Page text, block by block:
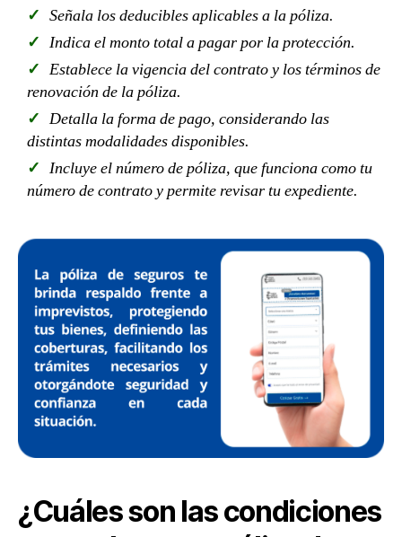
Señala los deducibles aplicables a la póliza.
Indica el monto total a pagar por la protección.
Establece la vigencia del contrato y los términos de
renovación de la póliza.
Detalla la forma de pago, considerando las
distintas modalidades disponibles.
Incluye el número de póliza, que funciona como tu
número de contrato y permite revisar tu expediente.
¿Cuáles son las condiciones